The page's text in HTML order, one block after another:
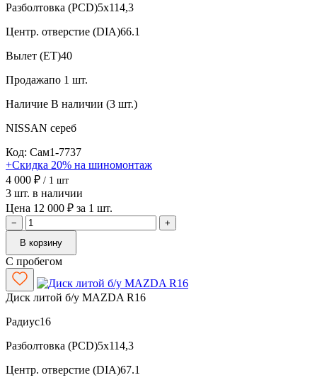
Разболтовка (PCD)5x114,3
Центр. отверстие (DIA)66.1
Вылет (ET)40
Продажапо 1 шт.
Наличие В наличии (3 шт.)
NISSAN сереб
Код: Сам1-7737
+Скидка 20% на шиномонтаж
4 000 ₽ / 1 шт
3 шт. в наличии
Цена 12 000 ₽ за 1 шт.
−
+
В корзину
С пробегом
Диск литой б/у MAZDA R16
Радиус16
Разболтовка (PCD)5x114,3
Центр. отверстие (DIA)67.1